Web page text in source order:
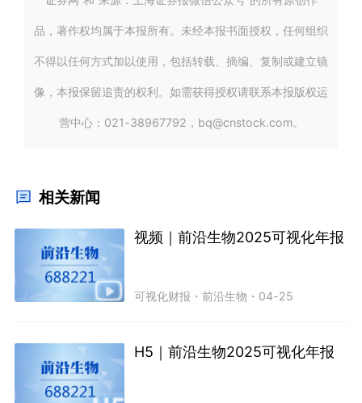
品，著作权均属于本报所有。未经本报书面授权，任何组织
不得以任何方式加以使用，包括转载、摘编、复制或建立镜
像，本报保留追责的权利。如需获得授权请联系本报版权运
营中心：021-38967792，bq@cnstock.com。
相关新闻
视频｜前沿生物2025可视化年报
可视化财报 ・前沿生物 ・ 04-25
H5｜前沿生物2025可视化年报